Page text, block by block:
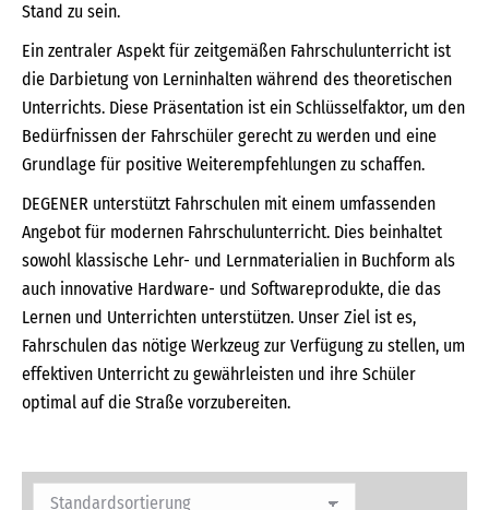
Stand zu sein.
Ein zentraler Aspekt für zeitgemäßen Fahrschulunterricht ist
die Darbietung von Lerninhalten während des theoretischen
Unterrichts. Diese Präsentation ist ein Schlüsselfaktor, um den
Bedürfnissen der Fahrschüler gerecht zu werden und eine
Grundlage für positive Weiterempfehlungen zu schaffen.
DEGENER unterstützt Fahrschulen mit einem umfassenden
Angebot für modernen Fahrschulunterricht. Dies beinhaltet
sowohl klassische Lehr- und Lernmaterialien in Buchform als
auch innovative Hardware- und Softwareprodukte, die das
Lernen und Unterrichten unterstützen. Unser Ziel ist es,
Fahrschulen das nötige Werkzeug zur Verfügung zu stellen, um
effektiven Unterricht zu gewährleisten und ihre Schüler
optimal auf die Straße vorzubereiten.